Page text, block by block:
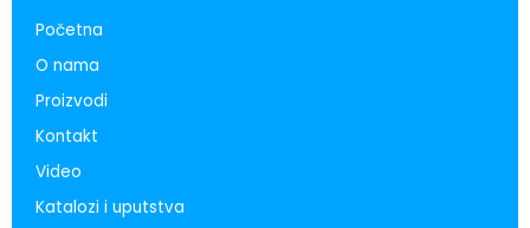
Početna
O nama
Proizvodi
Kontakt
Video
Katalozi i uputstva